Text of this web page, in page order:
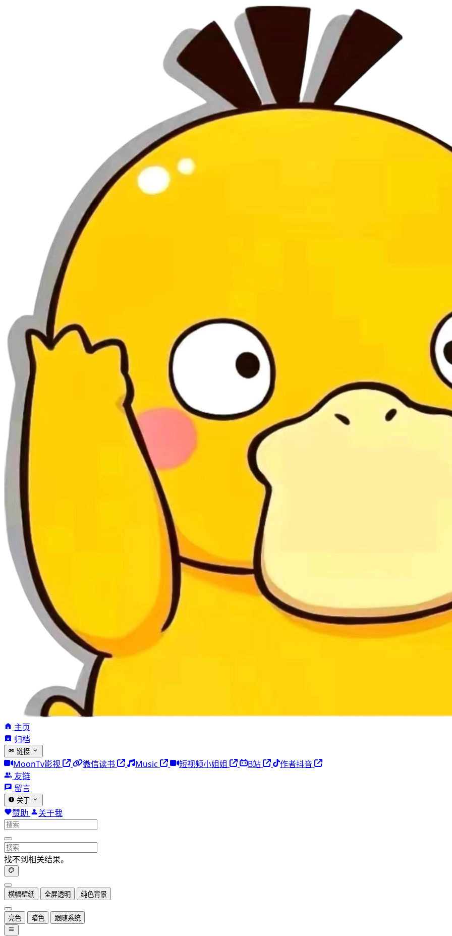
主页
归档
链接
MoonTv影视 微信读书 Music 短视频小姐姐 B站
作者抖音
友链
留言
关于
赞助 关于我
找不到相关结果。
横幅壁纸 全屏透明 纯色背景
亮色 暗色 跟随系统